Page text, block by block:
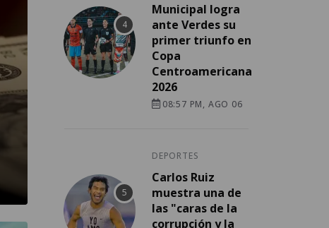
Municipal logra
ante Verdes su
primer triunfo en
Copa
Centroamericana
2026
08:57 PM, AGO 06
DEPORTES
Carlos Ruiz
muestra una de
las "caras de la
corrupción y la